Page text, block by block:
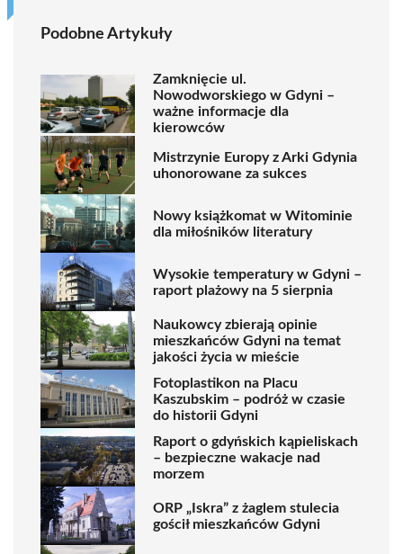
Podobne Artykuły
Zamknięcie ul.
Nowodworskiego w Gdyni –
ważne informacje dla
kierowców
Mistrzynie Europy z Arki Gdynia
uhonorowane za sukces
Nowy książkomat w Witominie
dla miłośników literatury
Wysokie temperatury w Gdyni –
raport plażowy na 5 sierpnia
Naukowcy zbierają opinie
mieszkańców Gdyni na temat
jakości życia w mieście
Fotoplastikon na Placu
Kaszubskim – podróż w czasie
do historii Gdyni
Raport o gdyńskich kąpieliskach
– bezpieczne wakacje nad
morzem
ORP „Iskra” z żaglem stulecia
gościł mieszkańców Gdyni